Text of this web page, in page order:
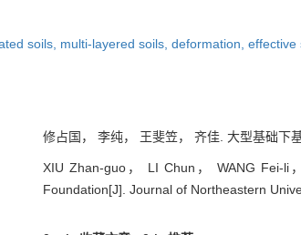
soils, multi-layered soils, deformation, effective
修占国， 李纯， 王斐笠， 齐佳. 大型基础下
XIU Zhan-guo， LI Chun， WANG Fei-li
Foundation[J]. Journal of Northeastern